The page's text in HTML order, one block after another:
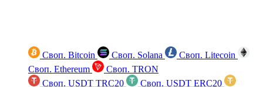
Своп. Bitcoin Своп. Solana
Своп. Litecoin
Своп. Ethereum
Своп. TRON
Своп. USDT TRC20
Своп. USDT ERC20